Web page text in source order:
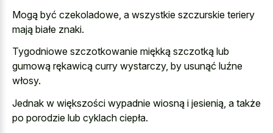
Mogą być czekoladowe, a wszystkie szczurskie teriery
mają białe znaki.
Tygodniowe szczotkowanie miękką szczotką lub
gumową rękawicą curry wystarczy, by usunąć luźne
włosy.
Jednak w większości wypadnie wiosną i jesienią, a także
po porodzie lub cyklach ciepła.